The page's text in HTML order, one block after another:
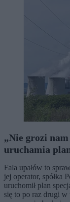
„Nie grozi
uruchamia
Fala upałów to
jej operator, spółka
uruchomił plan
się to po raz drugi